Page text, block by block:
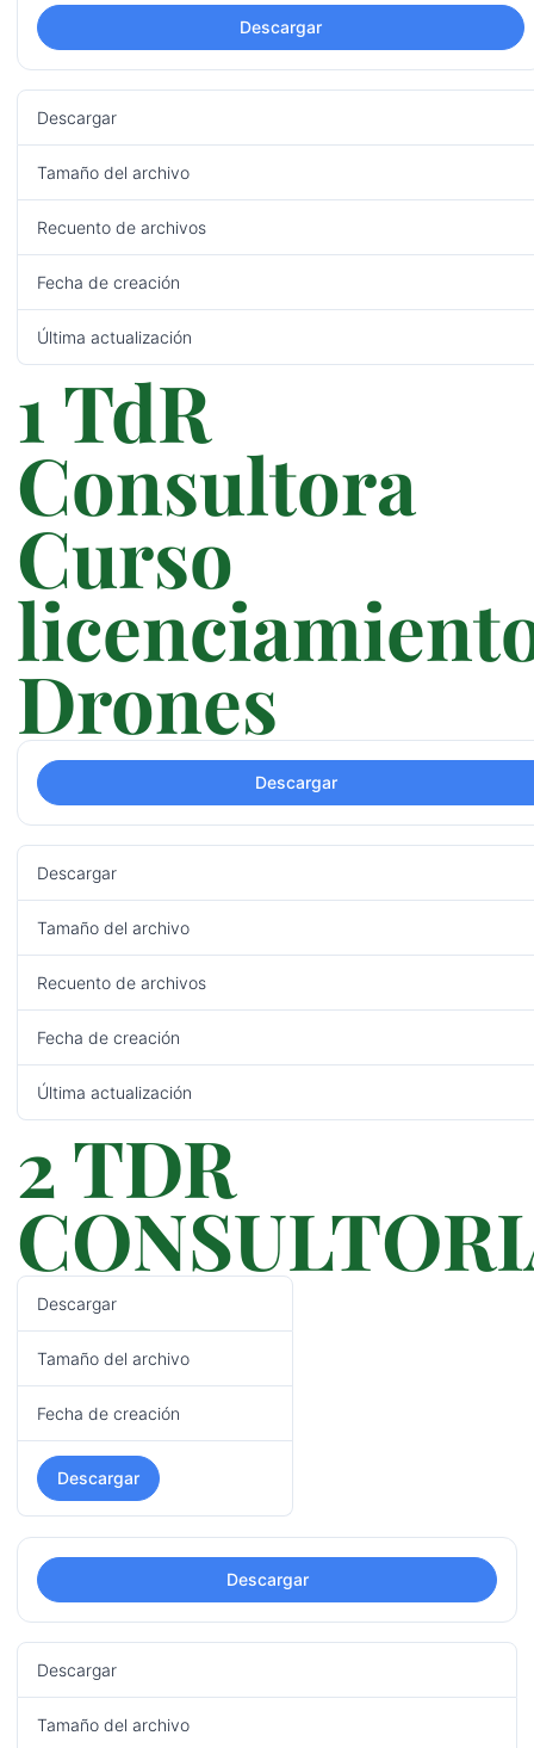
Descargar
Descargar
Tamaño del archivo
Recuento de archivos
Fecha de creación
Última actualización
1 TdR
Consultora
Curso
Drones
Descargar
Descargar
Tamaño del archivo
Recuento de archivos
Fecha de creación
Última actualización
2 TDR
Descargar
Tamaño del archivo
Fecha de creación
Descargar
Descargar
Descargar
Tamaño del archivo